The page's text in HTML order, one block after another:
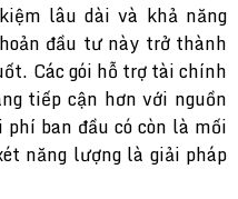
lâu dài và khả năng
đầu tư này trở thành
Các gói hỗ trợ tài chính
tiếp cận hơn với nguồn
ban đầu có còn là mối
năng lượng là giải pháp